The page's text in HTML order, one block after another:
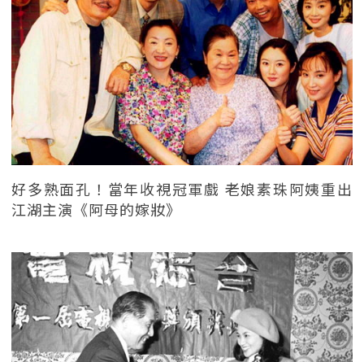
好多熟面孔！當年收視冠軍戲 老娘素珠阿姨重出
江湖主演《阿母的嫁妝》